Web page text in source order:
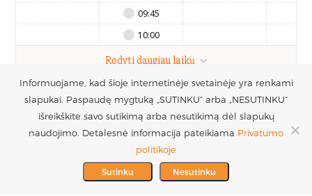
09:45
10:00
Rodyti daugiau laikų
Registruotis vizitui
PARTNERIAI >
MES REMIAME >
UAB Estetinės
chirurgijos centras
Į.k. 300016228
PVM mokėtojo kodas
LT100005717312
+370 686 33217
info@plastinechirurgija.lt
Informuojame, kad šioje internetinėje svetainėje yra renkami
slapukai. Paspaudę mygtuką „SUTINKU“ arba „NESUTINKU“
išreikškite savo sutikimą arba nesutikimą dėl slapukų
naudojimo. Detalesnė informacija pateikiama Privatumo
politikoje
Sutinku Nesutinku